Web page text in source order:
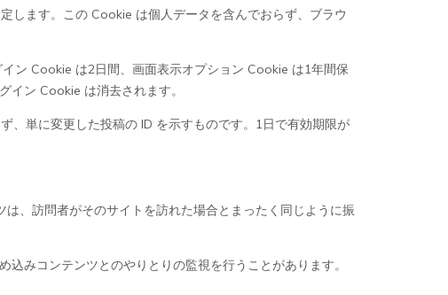
します。この Cookie は個人データを含んでおらず、ブラウ
ン Cookie は2日間、画面表示オプション Cookie は1年間保
イン Cookie は消去されます。
、単に変更した投稿の ID を示すものです。1日で有効期限が
、訪問者がそのサイトを訪れた場合とまったく同じように振
みコンテンツとのやりとりの監視を行うことがあります。